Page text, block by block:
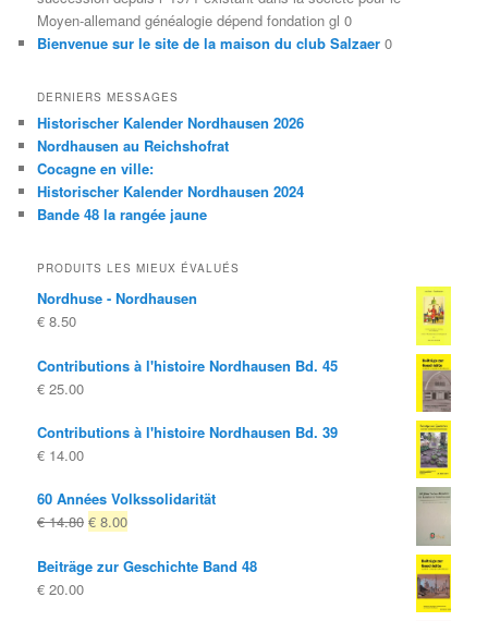
Moyen-allemand généalogie dépend fondation gl 0
Bienvenue sur le site de la maison du club Salzaer 0
DERNIERS MESSAGES
Historischer Kalender Nordhausen 2026
Nordhausen au Reichshofrat
Cocagne en ville:
Historischer Kalender Nordhausen 2024
Bande 48 la rangée jaune
PRODUITS LES MIEUX ÉVALUÉS
Nordhuse - Nordhausen
€ 8.50
Contributions à l'histoire Nordhausen Bd. 45
€ 25.00
Contributions à l'histoire Nordhausen Bd. 39
€ 14.00
60 Années Volkssolidarität
€14.80 Le
d'origine
€ 8.00Le
actuel
Beiträge zur Geschichte Band 48
€ 20.00